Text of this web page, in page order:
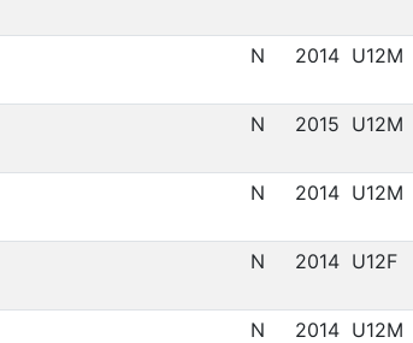
N 2014 U12M
N 2015 U12M
N 2014 U12M
N 2014 U12F
N 2014 U12M